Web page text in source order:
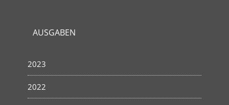
AUSGABEN
2023
2022